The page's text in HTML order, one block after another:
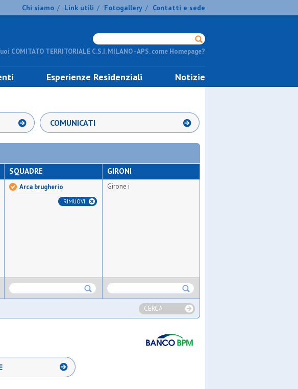
Chi siamo / Link utili / Fotogallery / Contatti e sede
COMITATO TERRITORIALE C.S.I. MILANO - APS. come Homepage?
Esperienze Residenziali Notizie
COMUNICATI
SQUADRE
Arca brugherio
RIMUOVI
GIRONI
Girone i
CERCA